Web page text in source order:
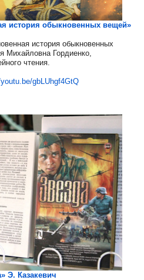
история обыкновенных вещей»
история обыкновенных
Михайловна Гордиенко,
чтения.
gbLUhgf4GtQ
Э. Казакевич